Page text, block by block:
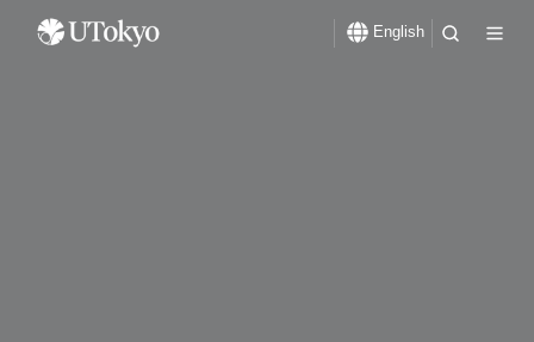
English